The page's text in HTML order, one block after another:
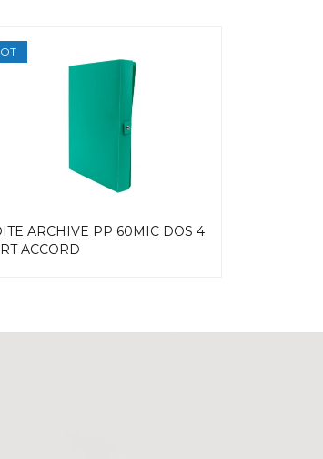
ARCHIVE PP 60MIC DOS 4
ACCORD